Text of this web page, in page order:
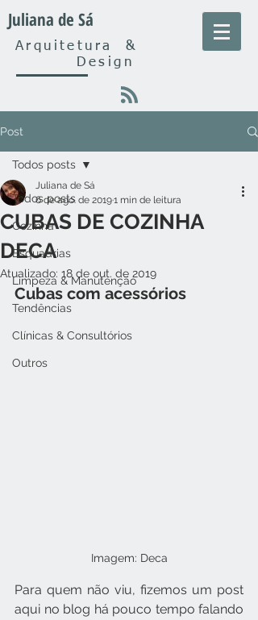
Arquitetura&
Design
Juliana de Sá
Post
Todos posts
Cozinha
Esquadrias
Limpeza & Manutenção
Tendências
Clínicas & Consultórios
Outros
Todos posts
CUBAS DE COZINHA
DECA
Juliana de Sá
6 de ago. de 20191 min de leitura
Atualizado: 18 de out. de 2019
Cubas com acessórios
Imagem: Deca
Para quem não viu, fizemos um post
aqui no blog há pouco tempo falando